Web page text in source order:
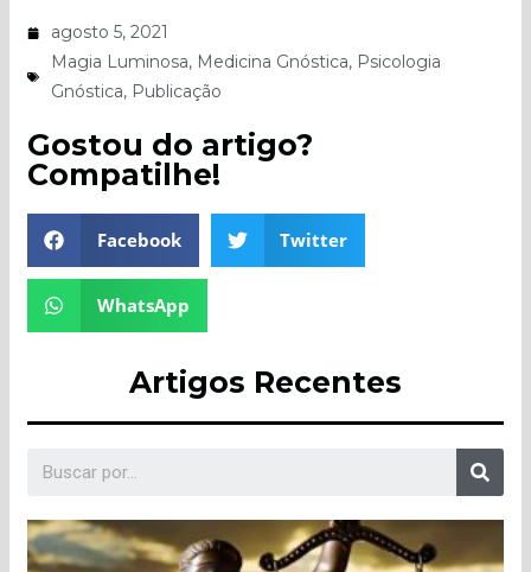
agosto 5, 2021
Magia Luminosa, Medicina Gnóstica, Psicologia
Gnóstica, Publicação
Gostou do artigo?
Compatilhe!
Facebook Twitter
WhatsApp
Artigos Recentes